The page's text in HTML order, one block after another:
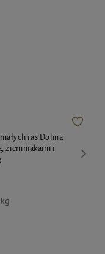
ras Dolina
ziemniakami i